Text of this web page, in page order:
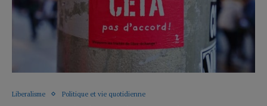
Liberalisme Politique et vie quotidienne